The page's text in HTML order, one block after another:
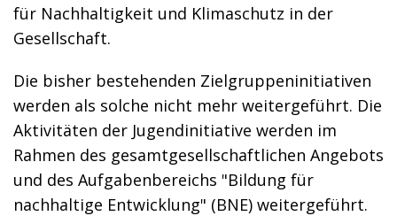
für Nachhaltigkeit und Klimaschutz in der
Gesellschaft.
Die bisher bestehenden Zielgruppeninitiativen
werden als solche nicht mehr weitergeführt. Die
Aktivitäten der Jugendinitiative werden im
Rahmen des gesamtgesellschaftlichen Angebots
und des Aufgabenbereichs "Bildung für
nachhaltige Entwicklung" (BNE) weitergeführt.